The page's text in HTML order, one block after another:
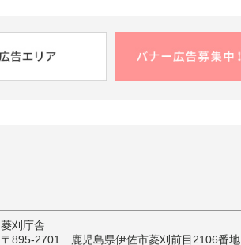
菱刈庁舎
〒895-2701 鹿児島県伊佐市菱刈前目2106番地